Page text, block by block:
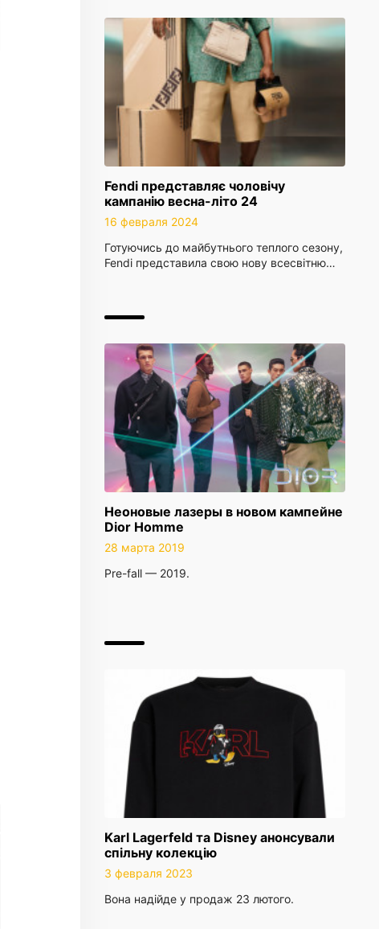
Fendi представляє чоловічу
кампанію весна-літо 24
16 февраля 2024
Готуючись до майбутнього теплого сезону,
Fendi представила свою нову всесвітню…
Неоновые лазеры в новом кампейне
Dior Homme
28 марта 2019
Pre-fall — 2019.
Karl Lagerfeld та Disney анонсували
спільну колекцію
3 февраля 2023
Вона надійде у продаж 23 лютого.